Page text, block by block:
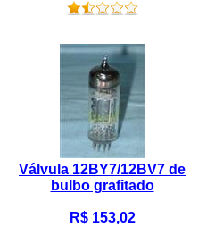
Válvula 12BY7/12BV7 de
bulbo grafitado
R$ 153,02